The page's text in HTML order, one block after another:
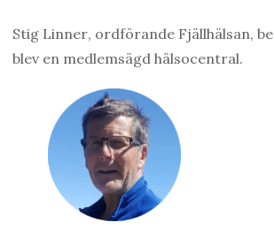
Stig Linner, ordförande Fjällhälsan,
blev en medlemsägd hälsocentral.